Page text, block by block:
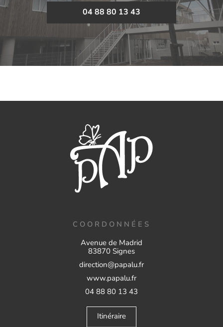
04 88 80 13 43
COORDONNÉES
Avenue de Madrid
83870 Signes
direction@papalu.fr
www.papalu.fr
04 88 80 13 43
Itinéraire